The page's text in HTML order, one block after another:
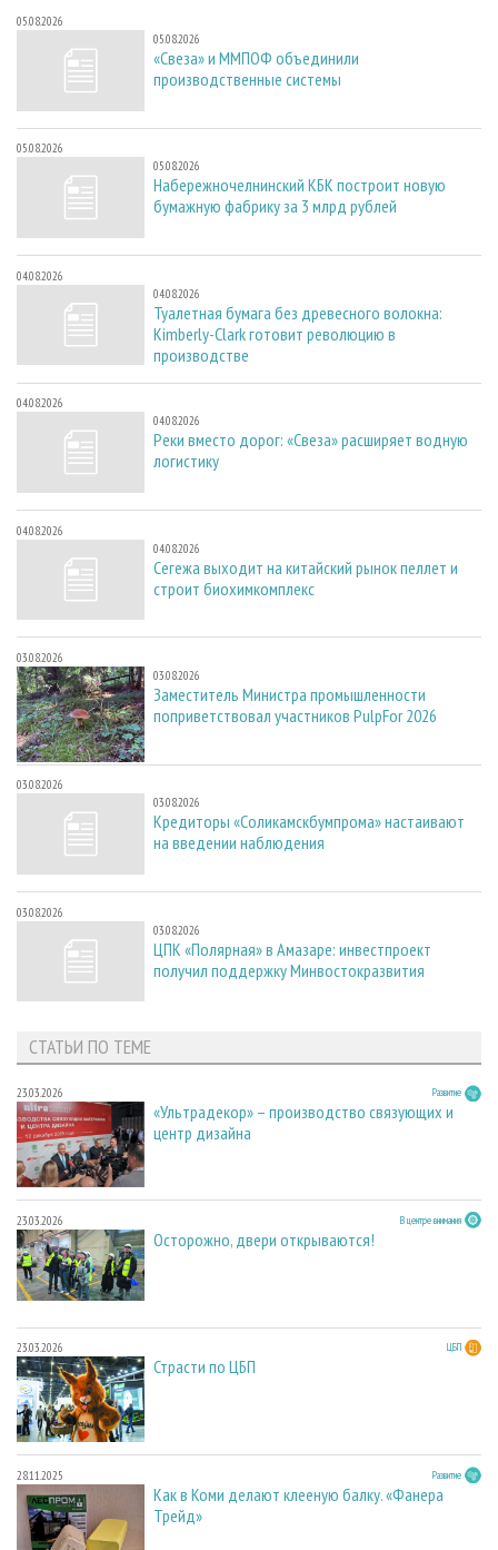
05.08.2026
05.08.2026
«Свеза» и ММПОФ объединили
производственные системы
05.08.2026
05.08.2026
Набережночелнинский КБК построит новую
бумажную фабрику за 3 млрд рублей
04.08.2026
04.08.2026
Туалетная бумага без древесного волокна:
Kimberly-Clark готовит революцию в
производстве
04.08.2026
04.08.2026
Реки вместо дорог: «Свеза» расширяет водную
логистику
04.08.2026
04.08.2026
Сегежа выходит на китайский рынок пеллет и
строит биохимкомплекс
03.08.2026
03.08.2026
Заместитель Министра промышленности
поприветствовал участников PulpFor 2026
03.08.2026
03.08.2026
Кредиторы «Соликамскбумпрома» настаивают
на введении наблюдения
03.08.2026
03.08.2026
ЦПК «Полярная» в Амазаре: инвестпроект
получил поддержку Минвостокразвития
СТАТЬИ ПО ТЕМЕ
23.03.2026 Развитие
«Ультрадекор» – производство связующих и
центр дизайна
23.03.2026 В центре внимания
Осторожно, двери открываются!
23.03.2026 ЦБП
Страсти по ЦБП
28.11.2025 Развитие
Как в Коми делают клееную балку. «Фанера
Трейд»